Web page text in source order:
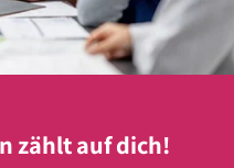
zählt auf dich!